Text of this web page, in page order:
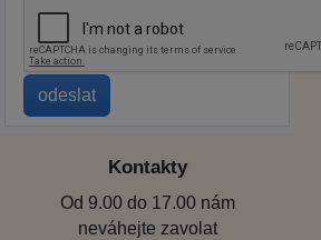
Kontakty
Od 9.00 do 17.00 nám
neváhejte zavolat